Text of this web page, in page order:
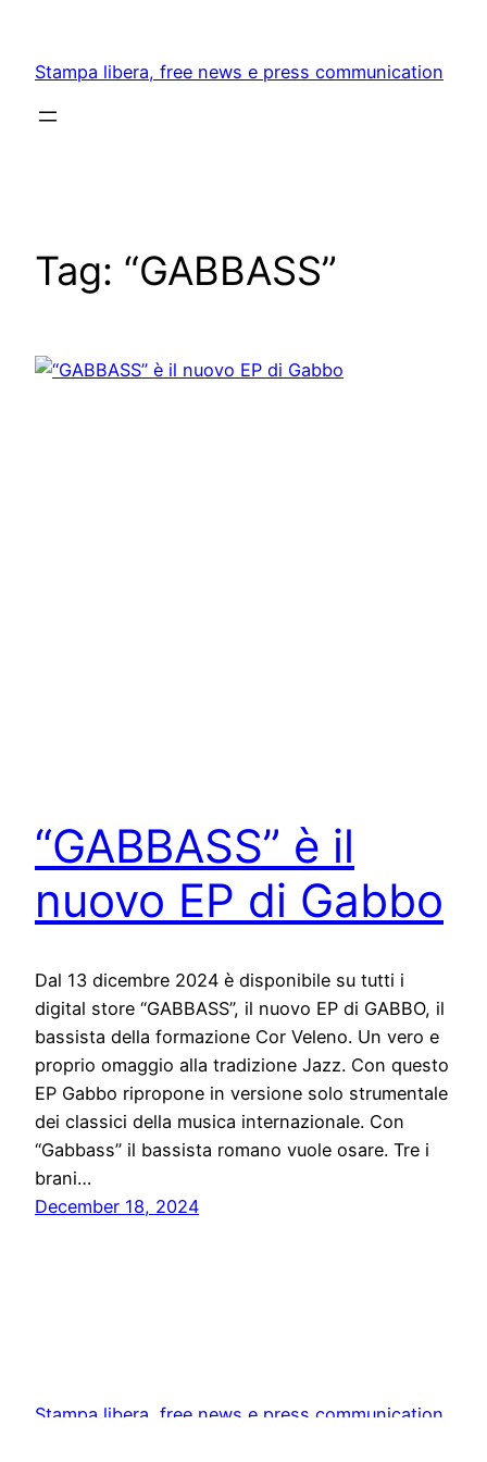
content
Stampa libera, free news e press communication
Tag: “GABBASS”
“GABBASS” è il
nuovo EP di Gabbo
Dal 13 dicembre 2024 è disponibile su tutti i
digital store “GABBASS”, il nuovo EP di GABBO, il
bassista della formazione Cor Veleno. Un vero e
proprio omaggio alla tradizione Jazz. Con questo
EP Gabbo ripropone in versione solo strumentale
dei classici della musica internazionale. Con
“Gabbass” il bassista romano vuole osare. Tre i
brani…
December 18, 2024
Stampa libera, free news e press communication